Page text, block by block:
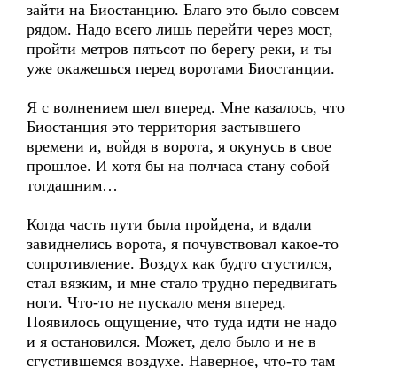
зайти на Биостанцию. Благо это было совсем
рядом. Надо всего лишь перейти через мост,
пройти метров пятьсот по берегу реки, и ты
уже окажешься перед воротами Биостанции.
Я с волнением шел вперед. Мне казалось, что
Биостанция это территория застывшего
времени и, войдя в ворота, я окунусь в свое
прошлое. И хотя бы на полчаса стану собой
тогдашним…
Когда часть пути была пройдена, и вдали
завиднелись ворота, я почувствовал какое-то
сопротивление. Воздух как будто сгустился,
стал вязким, и мне стало трудно передвигать
ноги. Что-то не пускало меня вперед.
Появилось ощущение, что туда идти не надо
и я остановился. Может, дело было и не в
сгустившемся воздухе. Наверное, что-то там